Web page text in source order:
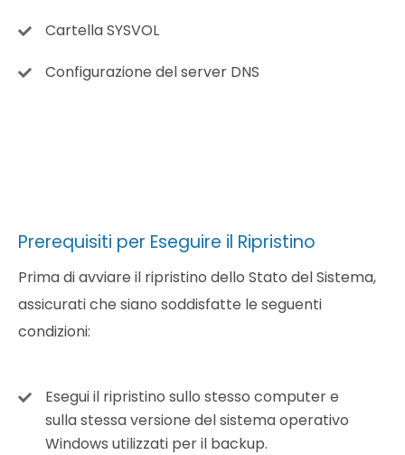
Cartella SYSVOL
Configurazione del server DNS
Prerequisiti per Eseguire il Ripristino
Prima di avviare il ripristino dello Stato del Sistema,
assicurati che siano soddisfatte le seguenti
condizioni:
Esegui il ripristino sullo stesso computer e
sulla stessa versione del sistema operativo
Windows utilizzati per il backup.